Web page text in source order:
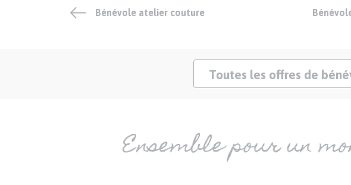
Bénévole atelier couture
Toutes les offres de